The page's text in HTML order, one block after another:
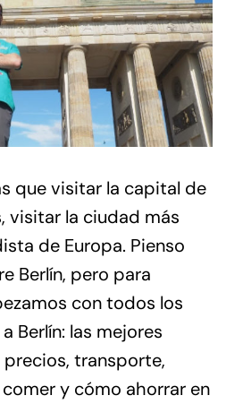
que visitar la capital de
visitar la ciudad más
de Europa. Pienso
Berlín, pero para
con todos los
Berlín: las mejores
precios, transporte,
y cómo ahorrar en